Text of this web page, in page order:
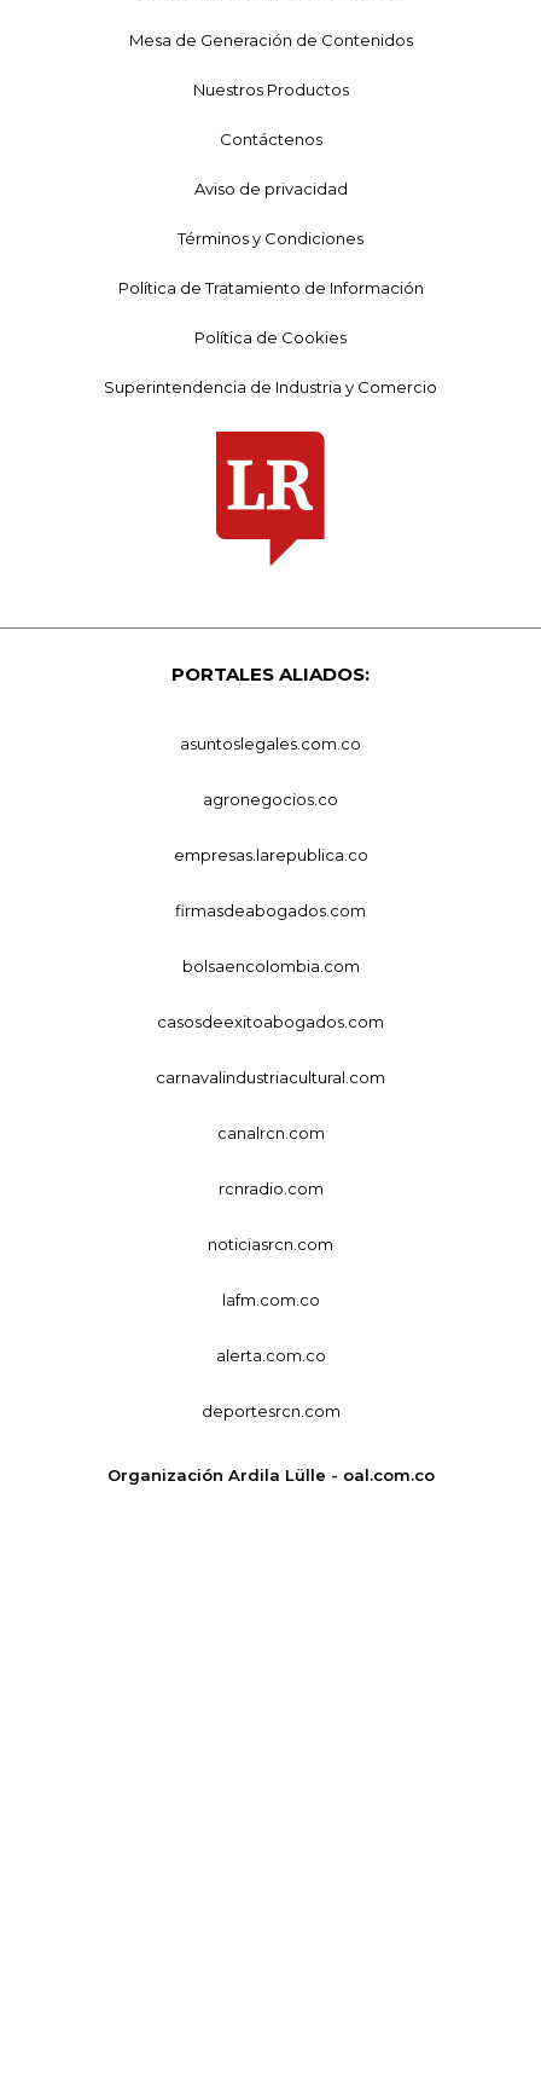
Mesa de Generación de Contenidos
Nuestros Productos
Contáctenos
Aviso de privacidad
Términos y Condiciones
Política de Tratamiento de Información
Política de Cookies
Superintendencia de Industria y Comercio
PORTALES ALIADOS:
asuntoslegales.com.co
agronegocios.co
empresas.larepublica.co
firmasdeabogados.com
bolsaencolombia.com
casosdeexitoabogados.com
carnavalindustriacultural.com
canalrcn.com
rcnradio.com
noticiasrcn.com
lafm.com.co
alerta.com.co
deportesrcn.com
Organización Ardila Lülle - oal.com.co